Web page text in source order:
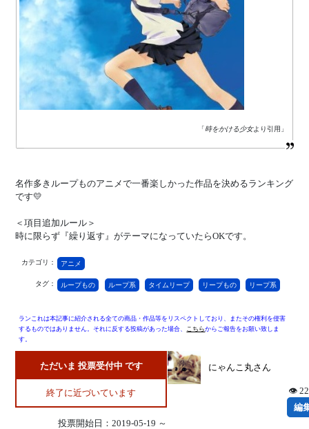
「時をかける少女より引用」
名作多きループものアニメで一番楽しかった作品を決めるランキング
です💛
＜項目追加ルール＞
時に限らず『繰り返す』がテーマになっていたらOKです。
カテゴリ： アニメ
タグ： ループもの ループ系 タイムリープ リープもの リープ系
ランこれは本記事に紹介される全ての商品・作品等をリスペクトしており、またその権利を侵害
するものではありません。それに反する投稿があった場合、 こちらからご報告をお願い致しま
す。
ただいま 投票受付中 です
終了に近づいています
投票開始日：2019-05-19 ～
にゃんこ丸さん
👁
編